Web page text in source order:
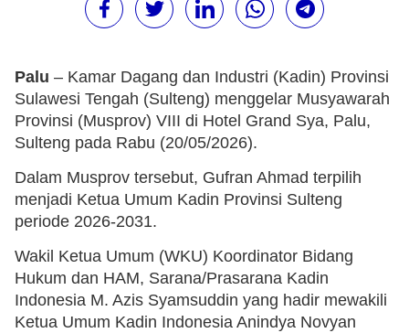
Palu – Kamar Dagang dan Industri (Kadin) Provinsi
Sulawesi Tengah (Sulteng) menggelar Musyawarah
Provinsi (Musprov) VIII di Hotel Grand Sya, Palu,
Sulteng pada Rabu (20/05/2026).
Dalam Musprov tersebut, Gufran Ahmad terpilih
menjadi Ketua Umum Kadin Provinsi Sulteng
periode 2026-2031.
Wakil Ketua Umum (WKU) Koordinator Bidang
Hukum dan HAM, Sarana/Prasarana Kadin
Indonesia M. Azis Syamsuddin yang hadir mewakili
Ketua Umum Kadin Indonesia Anindya Novyan